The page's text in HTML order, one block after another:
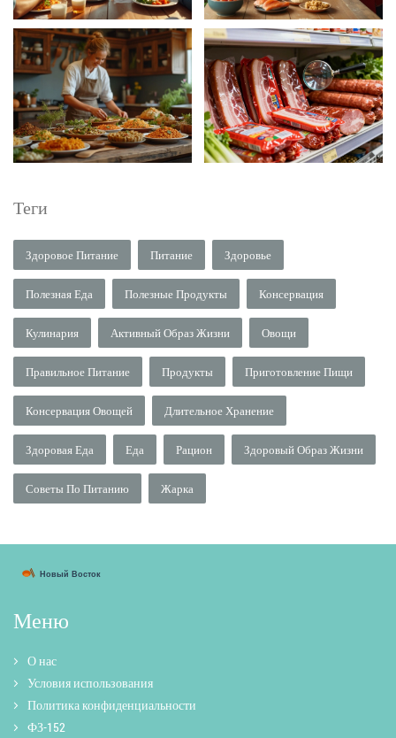
Теги
Здоровое Питание Питание Здоровье
Полезная Еда Полезные Продукты Консервация
Кулинария Активный Образ Жизни Овощи
Правильное Питание Продукты Приготовление Пищи
Консервация Овощей Длительное Хранение
Здоровая Еда Еда Рацион Здоровый Образ Жизни
Советы По Питанию Жарка
Меню
О нас
Условия использования
Политика конфиденциальности
ФЗ-152